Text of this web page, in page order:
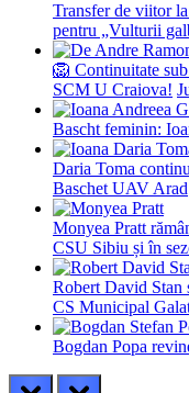
Transfer de viitor
pentru „Vulturii
🦁 Continuitate
SCM U Craiova!
Bascht feminin:
Daria Toma
Baschet UAV Arad
Monyea Pratt
CSU Sibiu și în
Robert David Stan
CS Municipal
Bogdan Popa
prev next